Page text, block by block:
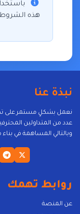
هذه
نبذة عنا
نعمل بشكلٍ مستمر على
عدد من المتداولين
وبالتالي المساهمة في
روابط تهمك
عن المنصة